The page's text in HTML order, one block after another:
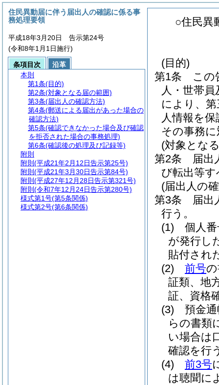
○住民異
(目的)
第1条
この
人・世帯
により、
人情報を
その事務
(対象とな
第2条
届出
び転出等
(届出人の
第3条
届出
行う。
(1)
個人
が発行し
貼付され
(2)
前号
証類、地
証、資格
(3)
預金
らの書類
い場合は
確認を行
(4)
前3号
は聴聞に
住民異動届に伴う届出人の確認に係る事
務処理要領
平成18年3月20日 告示第24号
(令和8年1月1日施行)
条項目次
沿革
本則
第1条(目的)
第2条(対象となる届の範囲)
第3条(届出人の確認方法)
第4条(郵送による届出があった場合の
確認方法)
第5条(確認できなかった場合及び確認
を拒否された場合の事務処理)
第6条(確認後の処理及び記録等)
附則
附則 (平成21年2月12日告示第25号)
附則 (平成21年3月30日告示第84号)
附則 (平成27年12月28日告示第321号)
附則 (令和7年12月24日告示第280号)
様式第1号(第5条関係)
様式第2号(第6条関係)